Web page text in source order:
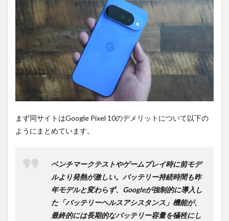
どん
なユ
ーザ
すめ
なの
か。
は待
ち時
間不
ライ
ンシ
まず同サイトはGoogle Pixel 10のデメリットについて以下の
ようにまとめています。
ベンチマークテストやゲームプレイ時に前モデ
ルより発熱が激しい。バッテリー持続時間も昨
年モデルと変わらず、Googleが強制的に導入し
た「バッテリーヘルスアシスタンス」機能が、
最終的には長期的なバッテリー容量を犠牲にし